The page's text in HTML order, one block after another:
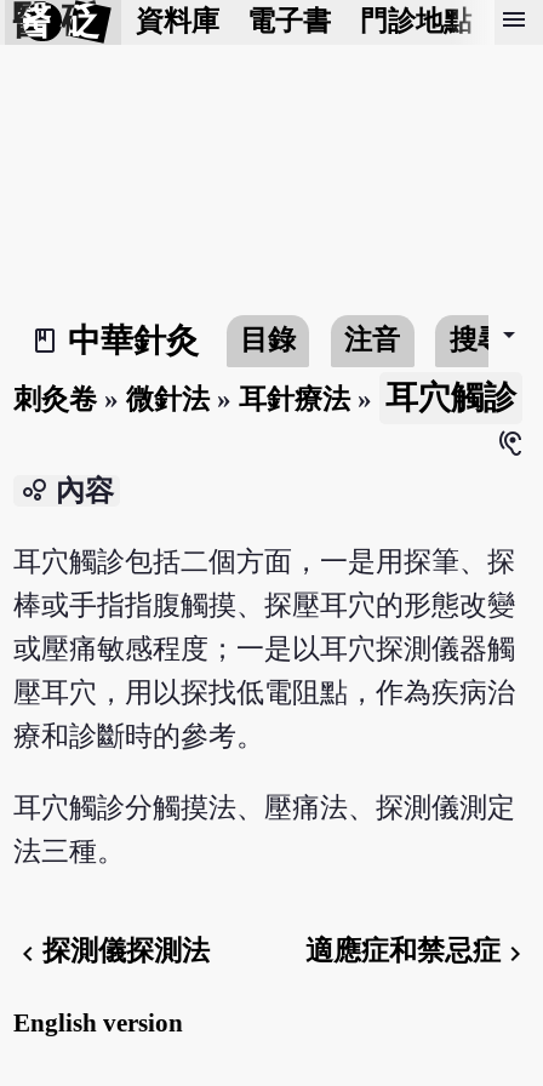
醫 砭 資料庫 電子書 門診地點 預
menu
book_2
中華針灸 目錄 注音 搜尋arrow_drop_down
刺灸卷 »微針法»耳針療法» 耳穴觸診
hearing
bubble_chart 內容
耳穴觸診包括二個方面，一是用探筆、探
棒或手指指腹觸摸、探壓耳穴的形態改變
或壓痛敏感程度；一是以耳穴探測儀器觸
壓耳穴，用以探找低電阻點，作為疾病治
療和診斷時的參考。
耳穴觸診分觸摸法、壓痛法、探測儀測定
法三種。
chevron_left探測儀探測法 適應症和禁忌症chevron_right
English version